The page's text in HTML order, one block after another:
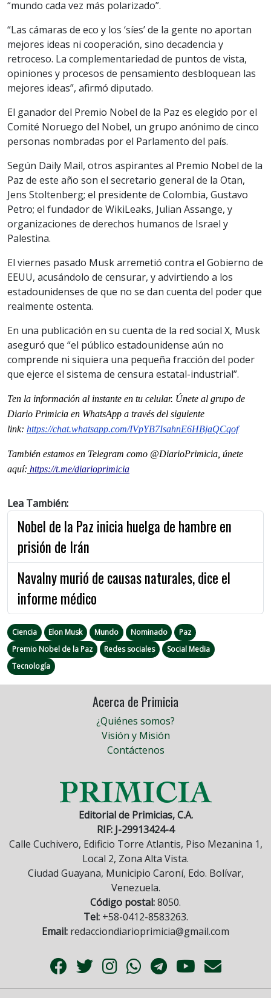
“mundo cada vez más polarizado”.
“Las cámaras de eco y los ‘síes’ de la gente no aportan
mejores ideas ni cooperación, sino decadencia y
retroceso. La complementariedad de puntos de vista,
opiniones y procesos de pensamiento desbloquean las
mejores ideas”, afirmó diputado.
El ganador del Premio Nobel de la Paz es elegido por el
Comité Noruego del Nobel, un grupo anónimo de cinco
personas nombradas por el Parlamento del país.
Según Daily Mail, otros aspirantes al Premio Nobel de la
Paz de este año son el secretario general de la Otan,
Jens Stoltenberg; el presidente de Colombia, Gustavo
Petro; el fundador de WikiLeaks, Julian Assange, y
organizaciones de derechos humanos de Israel y
Palestina.
El viernes pasado Musk arremetió contra el Gobierno de
EEUU, acusándolo de censurar, y advirtiendo a los
estadounidenses de que no se dan cuenta del poder que
realmente ostenta.
En una publicación en su cuenta de la red social X, Musk
aseguró que “el público estadounidense aún no
comprende ni siquiera una pequeña fracción del poder
que ejerce el sistema de censura estatal-industrial”.
Ten la información al instante en tu celular. Únete al grupo de
Diario Primicia en WhatsApp a través del siguiente
link: https://chat.whatsapp.com/IVpYB7IsahnE6HBjaQCqof
También estamos en Telegram como @DiarioPrimicia, únete
aquí: https://t.me/diarioprimicia
Lea También:
Nobel de la Paz inicia huelga de hambre en
prisión de Irán
Navalny murió de causas naturales, dice el
informe médico
Ciencia Elon Musk Mundo Nominado
Paz
Premio Nobel de la Paz
Redes sociales
Social Media
Tecnología
Acerca de Primicia
¿Quiénes somos?
Visión y Misión
Contáctenos
Editorial de Primicias, C.A.
RIF: J-29913424-4
Calle Cuchivero, Edificio Torre Atlantis, Piso Mezanina 1,
Local 2, Zona Alta Vista.
Ciudad Guayana, Municipio Caroní, Edo. Bolívar,
Venezuela.
Código postal:8050.
Tel:+58-0412-8583263.
Email: redacciondiarioprimicia@gmail.com